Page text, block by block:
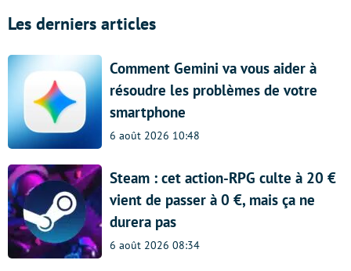
Les derniers articles
Comment Gemini va vous aider à
résoudre les problèmes de votre
smartphone
6 août 2026 10:48
Steam : cet action-RPG culte à 20 €
vient de passer à 0 €, mais ça ne
durera pas
6 août 2026 08:34